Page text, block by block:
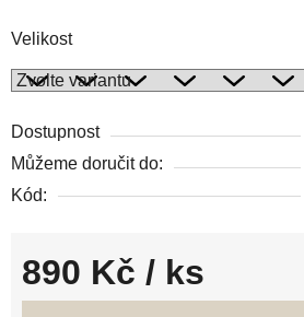
Velikost
Dostupnost
Můžeme doručit do:
Kód:
890 Kč / ks
Měrná cena: